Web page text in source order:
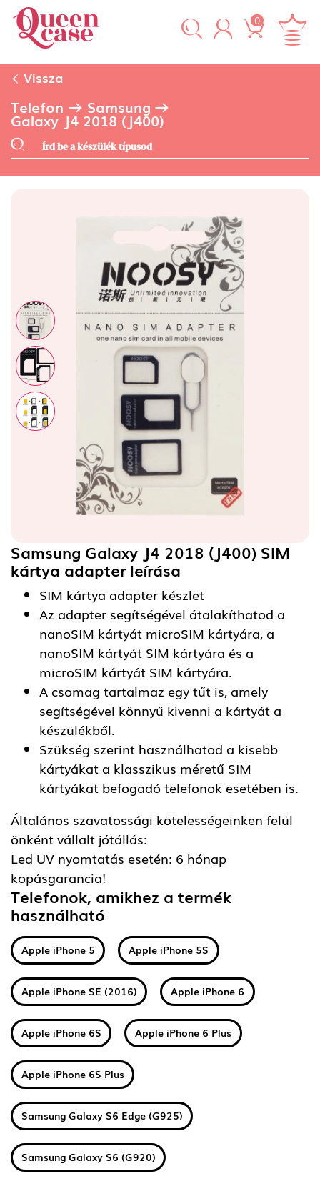
0
Vissza
Telefon Samsung
Galaxy J4 2018 (J400)
Samsung Galaxy J4 2018 (J400) SIM
kártya adapterleírása
SIM kártya adapter készlet
Az adapter segítségével átalakíthatod a
nanoSIM kártyát microSIM kártyára, a
nanoSIM kártyát SIM kártyára és a
microSIM kártyát SIM kártyára.
A csomag tartalmaz egy tűt is, amely
segítségével könnyű kivenni a kártyát a
készülékből.
Szükség szerint használhatod a kisebb
kártyákat a klasszikus méretű SIM
kártyákat befogadó telefonok esetében is.
Általános szavatossági kötelességeinken felül
önként vállalt jótállás:
Led UV nyomtatás esetén: 6 hónap
kopásgarancia!
Telefonok, amikhez a termék
használható
Apple iPhone 5 Apple iPhone 5S
Apple iPhone SE (2016) Apple iPhone 6
Apple iPhone 6S Apple iPhone 6 Plus
Apple iPhone 6S Plus
Samsung Galaxy S6 Edge (G925)
Samsung Galaxy S6 (G920)